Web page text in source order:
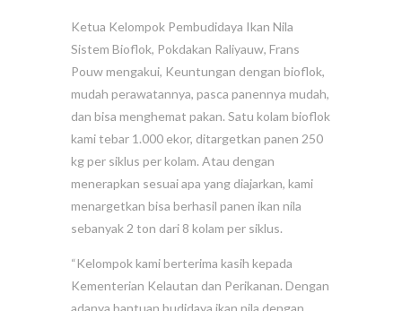
Ketua Kelompok Pembudidaya Ikan Nila
Sistem Bioflok, Pokdakan Raliyauw, Frans
Pouw mengakui, Keuntungan dengan bioflok,
mudah perawatannya, pasca panennya mudah,
dan bisa menghemat pakan. Satu kolam bioflok
kami tebar 1.000 ekor, ditargetkan panen 250
kg per siklus per kolam. Atau dengan
menerapkan sesuai apa yang diajarkan, kami
menargetkan bisa berhasil panen ikan nila
sebanyak 2 ton dari 8 kolam per siklus.
“Kelompok kami berterima kasih kepada
Kementerian Kelautan dan Perikanan. Dengan
adanya bantuan budidaya ikan nila dengan